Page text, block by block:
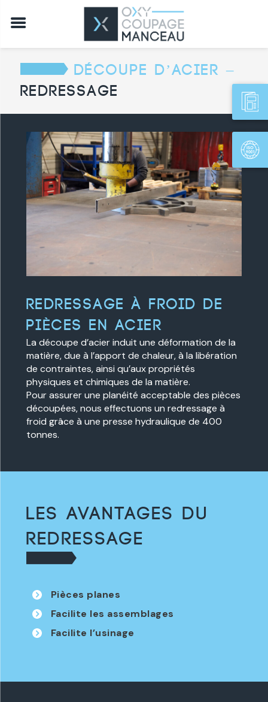
Découpe d’acier –
Redressage
redressage à froid de
pièces en acier
La découpe d’acier induit une déformation de la
matière, due à l’apport de chaleur, à la libération
de contraintes, ainsi qu’aux propriétés
physiques et chimiques de la matière.
Pour assurer une planéité acceptable des pièces
découpées, nous effectuons un redressage à
froid grâce à une presse hydraulique de 400
tonnes.
LES AVANTAGES DU
REDRESSAGE
Pièces planes
Facilite les assemblages
Facilite l’usinage